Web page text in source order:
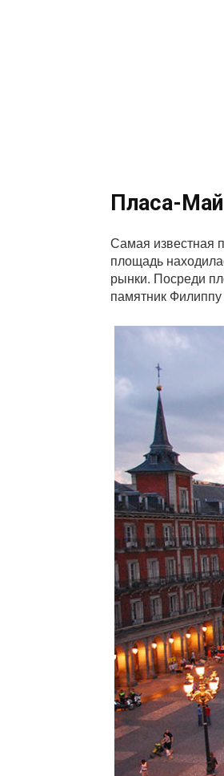
Пласа-
Самая известная
площадь
рынки. Посреди
памятник Филиппу